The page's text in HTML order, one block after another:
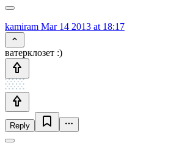
kamiram Mar 14 2013 at 18:17
ватерклозет :)
Reply